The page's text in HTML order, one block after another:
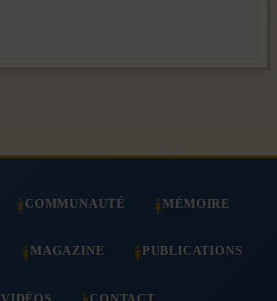
COMMUNAUTÉ MÉMOIRE
MAGAZINE PUBLICATIONS